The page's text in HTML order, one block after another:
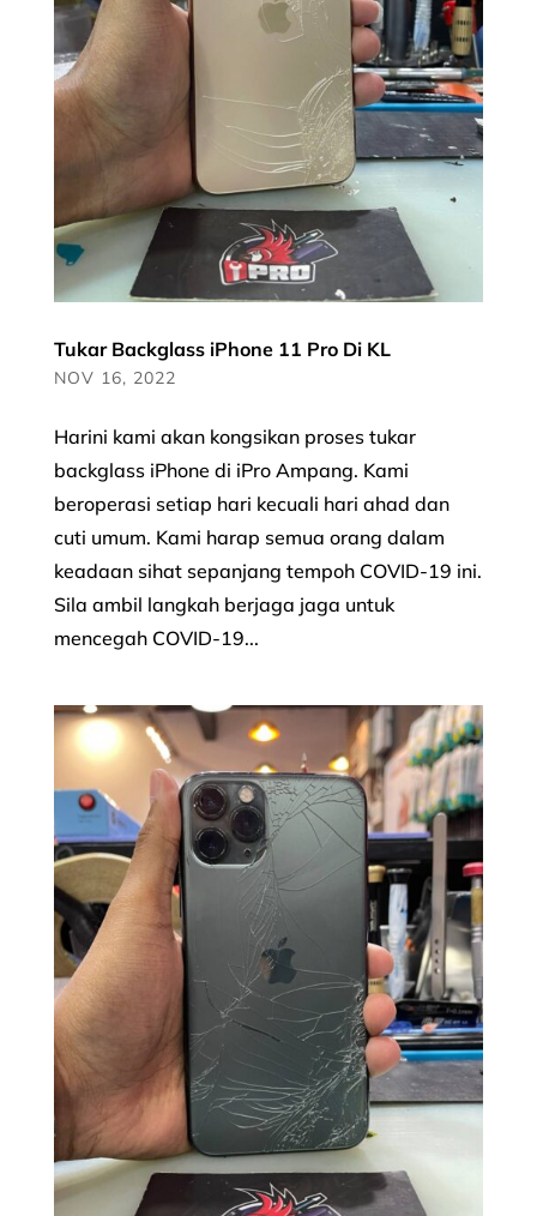
Tukar Backglass iPhone 11 Pro Di KL
NOV 16, 2022
Harini kami akan kongsikan proses tukar
backglass iPhone di iPro Ampang. Kami
beroperasi setiap hari kecuali hari ahad dan
cuti umum. Kami harap semua orang dalam
keadaan sihat sepanjang tempoh COVID-19 ini.
Sila ambil langkah berjaga jaga untuk
mencegah COVID-19...